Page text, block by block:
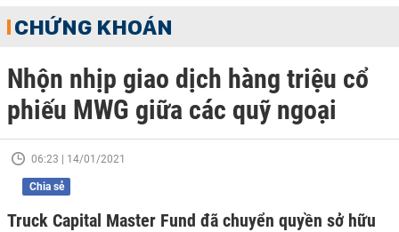
CHỨNG KHOÁN
Nhộn nhịp giao dịch hàng triệu cổ
phiếu MWG giữa các quỹ ngoại
06:23 | 14/01/2021
Chia sẻ
Truck Capital Master Fund đã chuyển quyền sở hữu